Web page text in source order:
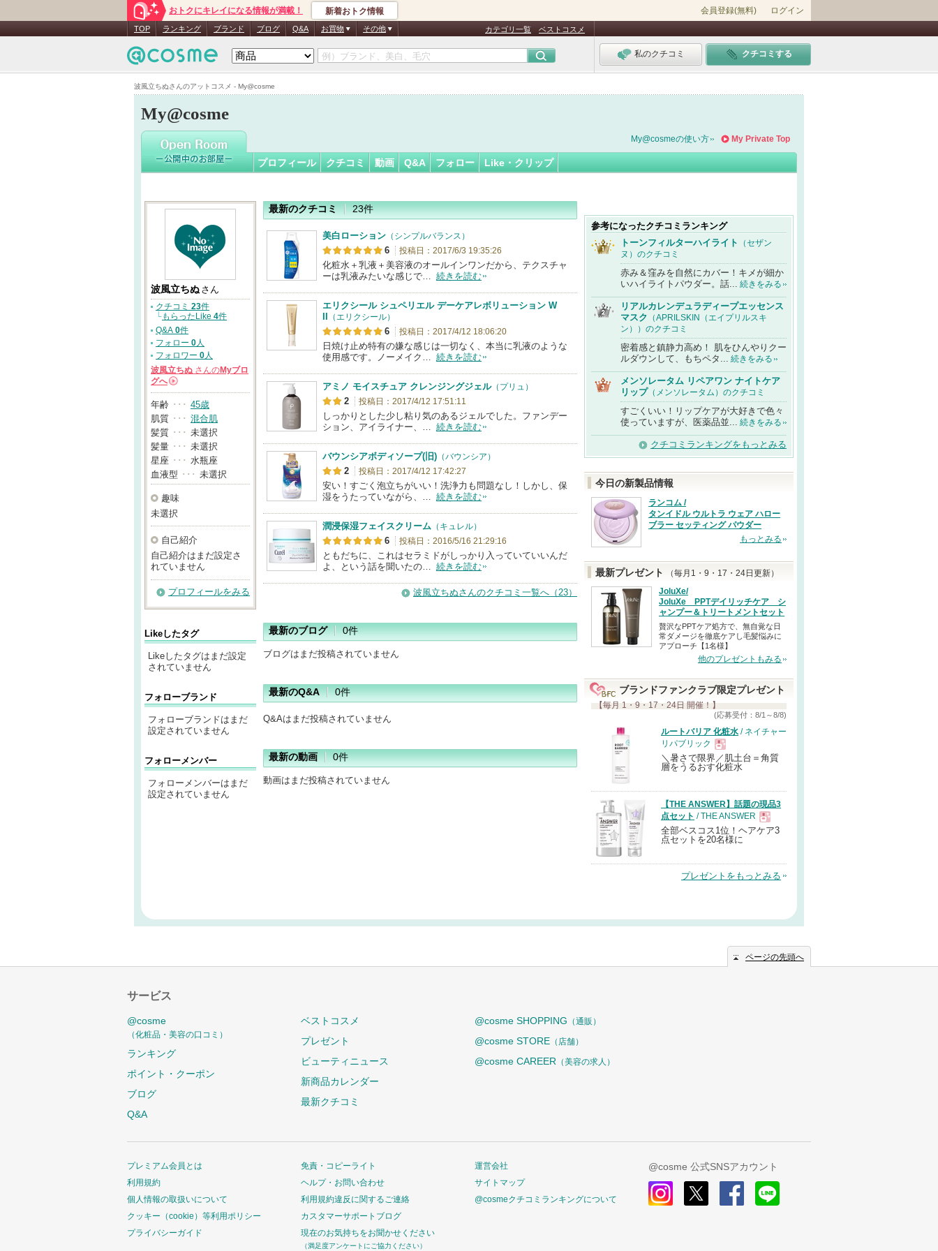
波風立ちぬさんのアットコスメ - My@cosme
おトクにキレイになる情報が満載！ 新着おトク情報 会員登録(無料) ログイン
TOP ランキング ブランド ブログ Q&A お買物 その他 カテゴリ一覧 ベストコスメ
私のクチコミ クチコミする
My@cosme
波風立ちぬさん
My Private Top
My@cosmeの使い方
プロフィール クチコミ 動画 Q&A フォロー Like・クリップ
波風立ちぬ さん
クチコミ 23件
└もらったLike 4件
Q&A 0件
フォロー 0人
フォロワー 0人
波風立ちぬ さんのMyブロ
グへ
→
年齢 ･･･ 45歳
肌質 ･･･ 混合肌
髪質 ･･･ 未選択
髪量 ･･･ 未選択
星座 ･･･ 水瓶座
血液型 ･･･ 未選択
趣味
未選択
自己紹介
自己紹介はまだ設定さ
れていません
プロフィールをみる
Likeしたタグ
Likeしたタグはまだ設定
されていません
フォローブランド
フォローブランドはまだ
設定されていません
フォローメンバー
フォローメンバーはまだ
設定されていません
最新のクチコミ 23件
美白ローション （シンプルバランス）
6 投稿日：2017/6/3 19:35:26
化粧水＋乳液＋美容液のオールインワンだから、テクスチャ
ーは乳液みたいな感じで… 続きを読む
エリクシール シュペリエル デーケアレボリューション W
（エリクシール）
6 投稿日：2017/4/12 18:06:20
日焼け止め特有の嫌な感じは一切なく、本当に乳液のような
使用感です。ノーメイク… 続きを読む
アミノ モイスチュア クレンジングジェル（プリュ）
2 投稿日：2017/4/12 17:51:11
しっかりとした少し粘り気のあるジェルでした。ファンデー
ション、アイライナー、… 続きを読む
バウンシアボディソープ(旧) （バウンシア）
2 投稿日：2017/4/12 17:42:27
安い！すごく泡立ちがいい！洗浄力も問題なし！しかし、保
湿をうたっていながら、… 続きを読む
潤浸保湿フェイスクリーム （キュレル）
6 投稿日：2016/5/16 21:29:16
ともだちに、これはセラミドがしっかり入っていていいんだ
よ、という話を聞いたの… 続きを読む
波風立ちぬさんのクチコミ一覧へ（23）
最新のブログ 0件
ブログはまだ投稿されていません
最新のQ&A 0件
Q&Aはまだ投稿されていません
最新の動画 0件
動画はまだ投稿されていません
参考になったクチコミランキング
トーンフィルターハイライト
（セザン
ヌ）のクチコミ
赤み＆窪みを自然にカバー！キメが細か
いハイライトパウダー。話... 続きをみる
リアルカレンデュラディープエッセンス
マスク （APRILSKIN（エイプリルスキ
ン））のクチコミ
密着感と鎮静力高め！ 肌をひんやりクー
ルダウンして、もちペタ... 続きをみる
メンソレータム リペアワン ナイトケア
リップ（メンソレータム）のクチコミ
すごくいい！リップケアが大好きで色々
使っていますが、医薬品並... 続きをみる
クチコミランキングをもっとみる
今日の新製品情報
ランコム /
タンイドル ウルトラ ウェア ハロー
ブラー セッティング パウダー
もっとみる
最新プレゼント
（毎月1・9・17・24日更新）
JoluXe/
JoluXe PPTデイリッチケア シ
ャンプー＆トリートメントセット
贅沢なPPTケア処方で、無自覚な日
常ダメージを徹底ケアし毛髪悩みに
アプローチ【1名様】
他のプレゼントもみる
ブランドファンクラブ限定プレゼント
【毎月 1・9・17・24日 開催！】
(応募受付：8/1～8/8)
ルートバリア 化粧水 / ネイチャー
リパブリック
現
品
＼暑さで限界／肌土台＝角質
層をうるおす化粧水
【THE ANSWER】話題の現品3
点セット / THE ANSWER
現
品
全部ベスコス1位！ヘアケア3
点セットを20名様に
プレゼントをもっとみる
ページの先頭へ
サービス
@cosme
（化粧品・美容の口コミ）
ランキング
ポイント・クーポン
ブログ
Q&A
ベストコスメ
プレゼント
ビューティニュース
新商品カレンダー
最新クチコミ
@cosme SHOPPING （通販）
@cosme STORE （店舗）
@cosme CAREER （美容の求人）
プレミアム会員とは
利用規約
個人情報の取扱いについて
クッキー（cookie）等利用ポリシー
プライバシーガイド
免責・コピーライト
ヘルプ・お問い合わせ
利用規約違反に関するご連絡
カスタマーサポートブログ
現在のお気持ちをお聞かせください
（満足度アンケートにご協力ください）
運営会社
サイトマップ
@cosmeクチコミランキングについて
@cosme 公式SNSアカウント